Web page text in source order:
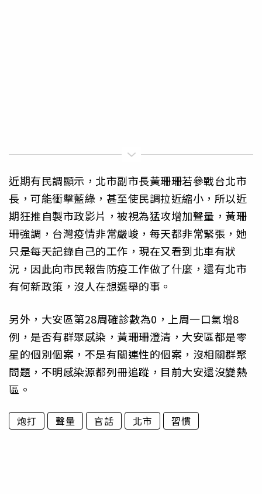
近期有民調顯示，北市副市長黃珊珊若參戰台北市
長，可能衝擊藍綠，甚至使民調拉近縮小，所以近
期狂推自製市政影片，被視為猛攻增加聲量，黃珊
珊強調，台灣疫情非常嚴峻，每天都非常緊張，她
只是每天記錄自己的工作，現在又看到北車有狀
況，因此向市民報告防疫工作做了什麼，還有北市
有何新政策，沒人在想選舉的事。
另外，大安區第28周確診數為0，上周一口氣增8
例，是否有群聚感染，黃珊珊澄清，大安區都是零
星的個別個案，不是有關連性的個案，沒相關群聚
問題，不明感染源都列冊追蹤，目前大安還沒變熱
區。
炮打 聲量 官話 北市 習慣